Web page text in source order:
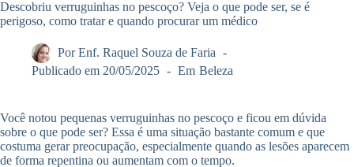
Descobriu verruguinhas no pescoço? Veja o que pode ser, se é
perigoso, como tratar e quando procurar um médico
Por Enf. Raquel Souza de Faria
Publicado em 20/05/2025 Em Beleza
Você notou pequenas verruguinhas no pescoço e ficou em dúvida
sobre o que pode ser? Essa é uma situação bastante comum e que
costuma gerar preocupação, especialmente quando as lesões aparecem
de forma repentina ou aumentam com o tempo.